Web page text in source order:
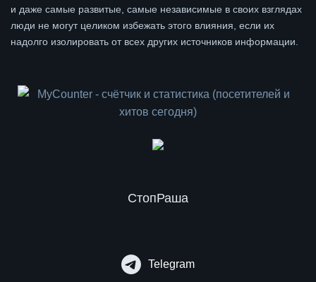
и даже самые развитые, самые независимые в своих взглядах
люди не могут целиком избежать этого влияния, если их
надолго изолировать от всех других источников информации.
СтопРаша
Telegram